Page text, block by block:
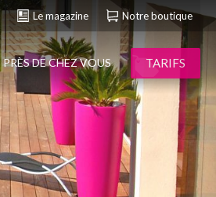
Le magazine Notre boutique
TARIFS
PRÈS DE CHEZ VOUS